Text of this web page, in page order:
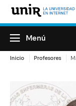
Menú
Inicio Profesores